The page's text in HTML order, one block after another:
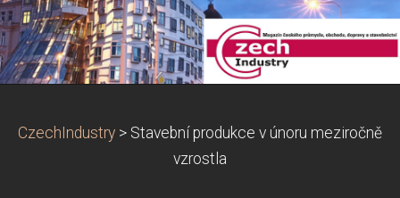
CzechIndustry > Stavební produkce v únoru meziročně
vzrostla